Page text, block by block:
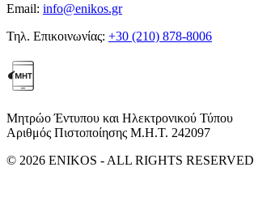
Email: info@enikos.gr
Τηλ. Επικοινωνίας: +30 (210) 878-8006
Μητρώο Έντυπου και Ηλεκτρονικού Τύπου
Αριθμός Πιστοποίησης Μ.Η.Τ. 242097
© 2026 ENIKOS - ALL RIGHTS RESERVED